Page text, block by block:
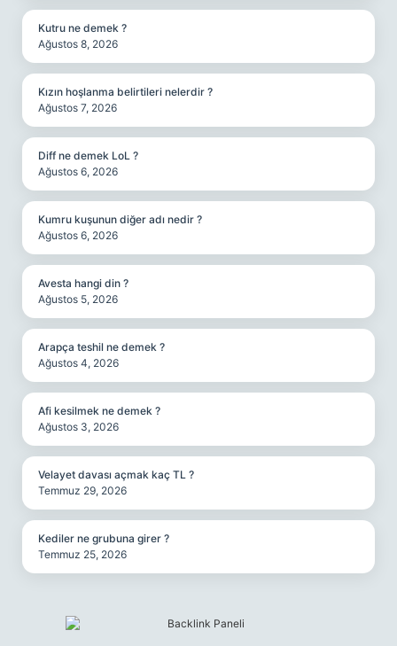
Kutru ne demek ?
Ağustos 8, 2026
Kızın hoşlanma belirtileri nelerdir ?
Ağustos 7, 2026
Diff ne demek LoL ?
Ağustos 6, 2026
Kumru kuşunun diğer adı nedir ?
Ağustos 6, 2026
Avesta hangi din ?
Ağustos 5, 2026
Arapça teshil ne demek ?
Ağustos 4, 2026
Afi kesilmek ne demek ?
Ağustos 3, 2026
Velayet davası açmak kaç TL ?
Temmuz 29, 2026
Kediler ne grubuna girer ?
Temmuz 25, 2026